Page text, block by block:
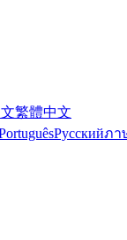
繁體中文
Русскийภา